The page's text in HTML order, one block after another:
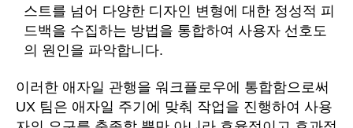
스트를 넘어 다양한 디자인 변형에 대한 정성적 피
드백을 수집하는 방법을 통합하여 사용자 선호도
의 원인을 파악합니다.
이러한 애자일 관행을 워크플로우에 통합함으로써
UX 팀은 애자일 주기에 맞춰 작업을 진행하여 사용